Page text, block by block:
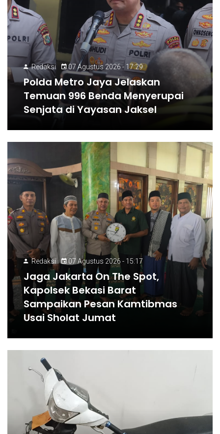
Redaksi 07 Agustus 2026 - 17:29
Polda Metro Jaya Jelaskan
Temuan 996 Benda Menyerupai
Senjata di Yayasan Jaksel
Redaksi 07 Agustus 2026 - 15:17
Jaga Jakarta On The Spot,
Kapolsek Bekasi Barat
Sampaikan Pesan Kamtibmas
Usai Sholat Jumat